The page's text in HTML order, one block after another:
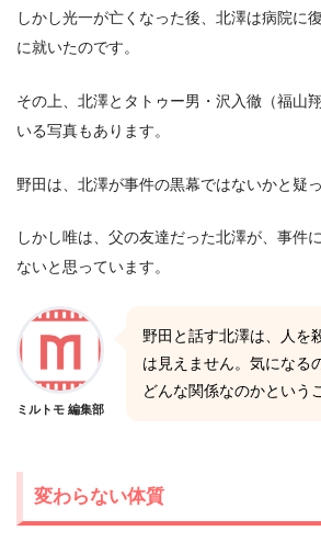
しかし光一が亡くなった後、北澤は病院に
に就いたのです。
その上、北澤とタトゥー男・沢入徹（福山
いる写真もあります。
野田は、北澤が事件の黒幕ではないかと疑
しかし唯は、父の友達だった北澤が、事件
ないと思っています。
ミルトモ 編集部
野田と話す北澤は、人を
は見えません。気になる
どんな関係なのかという
変わらない体質